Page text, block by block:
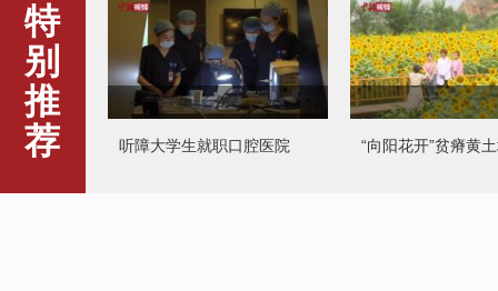
特
别
推
荐
听障大学生就职口腔医院 “向阳花开”贫瘠黄